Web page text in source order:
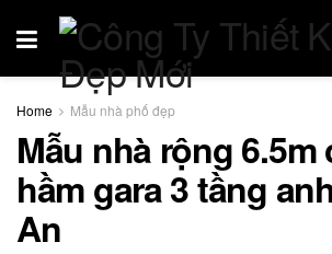
Home Mẫu nhà phố đẹp
Mẫu nhà rộng 6.5m
hầm gara 3 tầng
An